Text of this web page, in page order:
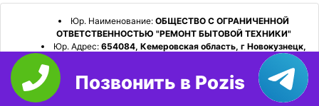
Юр. Наименование: ОБЩЕСТВО С ОГРАНИЧЕННОЙ
ОТВЕТСТВЕННОСТЬЮ "РЕМОНТ БЫТОВОЙ ТЕХНИКИ"
Юр. Адрес: 654084, Кемеровская область, г Новокузнецк,
р-н Орджоникидзевский, пр-кт Шахтеров, д. 31, кв. 2
ИНН: 4253052180 ОГРН: 1224200006128
Позвонить в Pozis